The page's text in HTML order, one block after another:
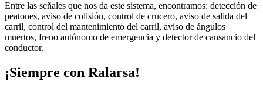
Entre las señales que nos da este sistema, encontramos: detección de
peatones, aviso de colisión, control de crucero, aviso de salida del
carril, control del mantenimiento del carril, aviso de ángulos
muertos, freno autónomo de emergencia y detector de cansancio del
conductor.
¡Siempre con Ralarsa!